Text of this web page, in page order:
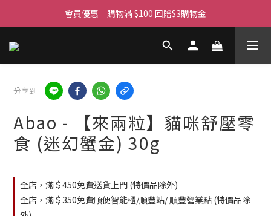
滿$450免費送貨上門 I 滿$350免運 順豐自取
滿$450免費送貨上門 I 滿$350免運 順豐自取
分享到
Abao - 【來兩粒】貓咪舒壓零
食 (迷幻蟹金) 30g
全店，滿＄450免費送貨上門 (特價品除外)
全店，滿＄350免費順便智能櫃/順豐站/ 順豐營業點 (特價品除